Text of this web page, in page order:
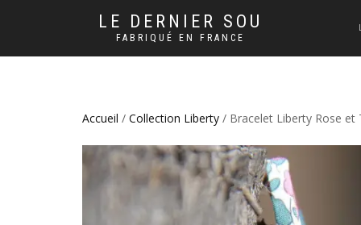
LE DERNIER SOU
FABRIQUÉ EN FRANCE
Accueil / Collection Liberty / Bracelet Liberty Rose et